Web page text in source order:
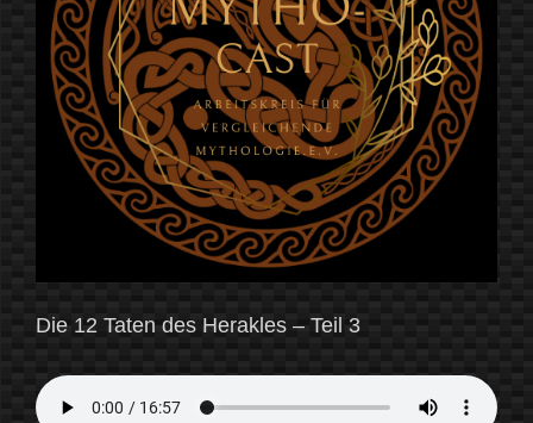
Die 12 Taten des Herakles – Teil 3